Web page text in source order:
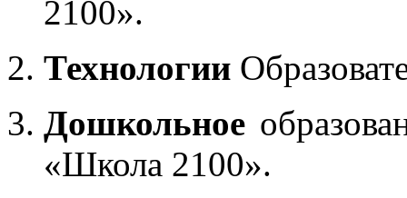
2100».
Технологии
Дошкольное
«Школа 2100».